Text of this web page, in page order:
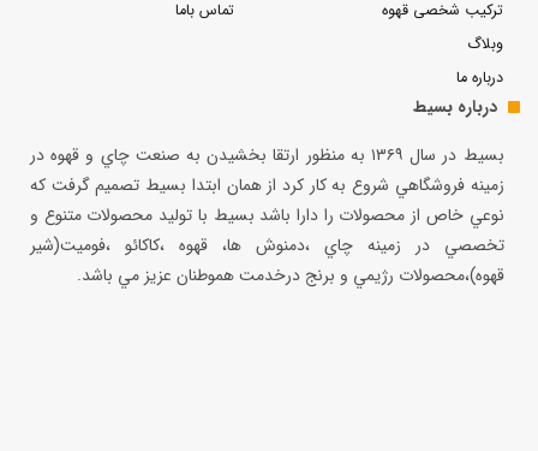
ترکیب شخصی قهوه
وبلاگ
درباره ما
تماس باما
درباره بسیط
بسيط در سال ۱۳۶۹ به منظور ارتقا بخشيدن به صنعت چاي و قهوه در
زمينه فروشگاهي شروع به كار كرد از همان ابتدا بسيط تصميم گرفت كه
نوعي خاص از محصولات را دارا باشد بسيط با توليد محصولات متنوع و
تخصصي در زمينه چاي ،دمنوش ها، قهوه ،كاكائو ،فوميت(شير
قهوه)،محصولات رژيمي و برنج درخدمت هموطنان عزيز مي باشد.